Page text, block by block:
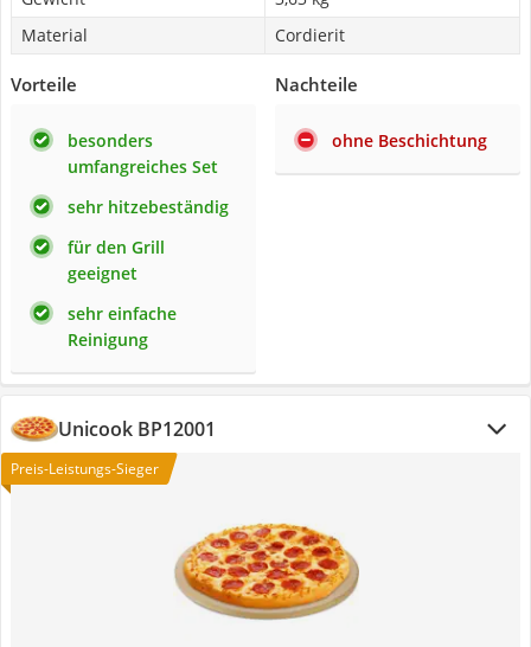
Material
Cordierit
Vorteile
besonders
umfangreiches Set
sehr hitzebeständig
für den Grill
geeignet
sehr einfache
Reinigung
Nachteile
ohne Beschichtung
Unicook BP12001
Preis-Leistungs-Sieger